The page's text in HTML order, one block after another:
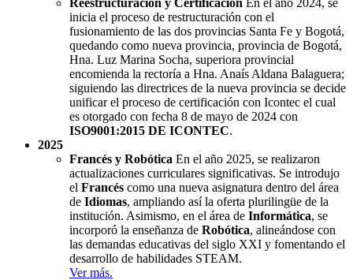
inicia el proceso de restructuración con el
fusionamiento de las dos provincias Santa Fe y Bogotá,
quedando como nueva provincia, provincia de Bogotá,
Hna. Luz Marina Socha, superiora provincial
encomienda la rectoría a Hna. Anaís Aldana Balaguera;
siguiendo las directrices de la nueva provincia se decide
unificar el proceso de certificación con Icontec el cual
es otorgado con fecha 8 de mayo de 2024 con
ISO9001:2015 DE ICONTEC.
2025
Francés y Robótica En el año 2025, se realizaron
actualizaciones curriculares significativas. Se introdujo
el Francés como una nueva asignatura dentro del área
de Idiomas, ampliando así la oferta plurilingüe de la
institución. Asimismo, en el área de Informática, se
incorporó la enseñanza de Robótica, alineándose con
las demandas educativas del siglo XXI y fomentando el
desarrollo de habilidades STEAM.
Ver más.